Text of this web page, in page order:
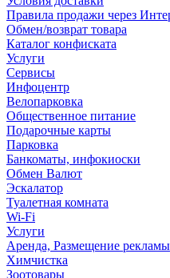
Правила продажи через
Обмен/возврат товара
Каталог конфиската
Услуги
Сервисы
Инфоцентр
Велопарковка
Общественное питание
Подарочные карты
Парковка
Банкоматы, инфокиоски
Обмен Валют
Эскалатор
Туалетная комната
Wi-Fi
Услуги
Аренда, Размещение рекламы
Химчистка
Зоотовары